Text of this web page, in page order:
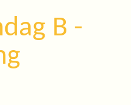
B -